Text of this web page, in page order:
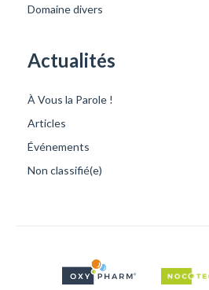
Domaine divers
Actualités
À Vous la Parole !
Articles
Événements
Non classifié(e)